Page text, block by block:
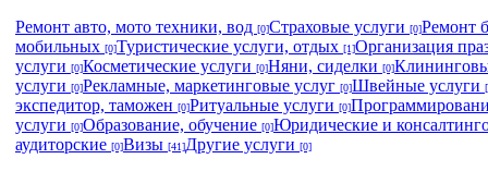
Ремонт авто, мото техники, вод [0]Страховые услуги [0]Ремонт
мобильных [0]Туристические услуги, отдых [1]Организация
услуги [0]Косметические услуги [0]Няни, сиделки [0]
услуги [0]Рекламные, маркетинговые услуг [0]Швейные услуги
экспедитор, таможен [0]Ритуальные услуги [0]
услуги [0]Образование, обучение [0]Юридические и
аудиторские [0]Визы [41]Другие услуги [0]